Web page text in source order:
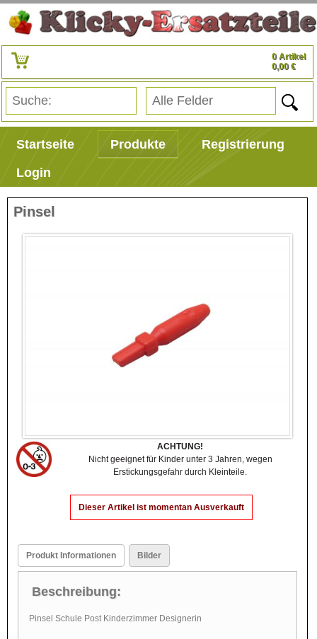
0 Artikel
0,00 €
Startseite Produkte
Registrierung
Login
Pinsel
ACHTUNG!
Nicht geeignet für Kinder unter 3 Jahren, wegen
Erstickungsgefahr durch Kleinteile.
Dieser Artikel ist momentan Ausverkauft
Produkt Informationen Bilder
Beschreibung:
Pinsel Schule Post Kinderzimmer Designerin